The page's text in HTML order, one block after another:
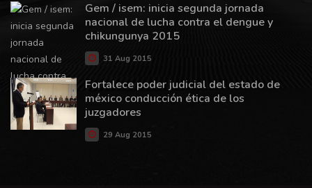
Gem / isem: inicia segunda jornada
nacional de lucha contra el dengue y
chikungunya 2015
31 Aug 2015
Fortalece poder judicial del estado de
méxico conducción ética de los
juzgadores
29 Aug 2015